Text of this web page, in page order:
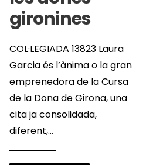
gironines
COL·LEGIADA 13823 Laura
Garcia és l’ànima o la gran
emprenedora de la Cursa
de la Dona de Girona, una
cita ja consolidada,
diferent,...